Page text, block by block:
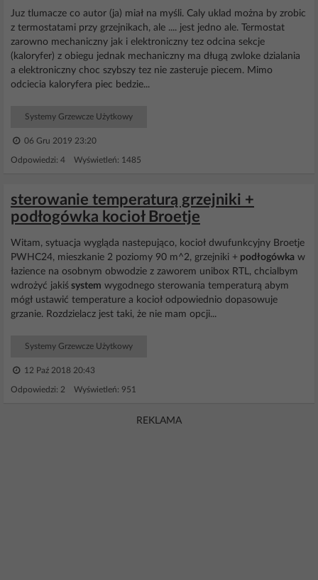
Juz tlumacze co autor (ja) miał na myśli. Caly uklad można by zrobic
z termostatami przy grzejnikach, ale .... jest jedno ale. Termostat
zarowno mechaniczny jak i elektroniczny tez odcina sekcje
(kaloryfer) z obiegu jednak mechaniczny ma długą zwloke dzialania
a elektroniczny choc szybszy tez nie zasteruje piecem. Mimo
odciecia kaloryfera piec bedzie...
Systemy Grzewcze Użytkowy
06 Gru 2019 23:20
Odpowiedzi: 4 Wyświetleń: 1485
sterowanie temperaturą grzejniki +
podłogówka kocioł Broetje
Witam, sytuacja wygląda nastepująco, kocioł dwufunkcyjny Broetje
PWHC24, mieszkanie 2 poziomy 90 m^2, grzejniki + podłogówka w
łazience na osobnym obwodzie z zaworem unibox RTL, chcialbym
wdrożyć jakiś system wygodnego sterowania temperaturą abym
mógł ustawić temperature a kocioł odpowiednio dopasowuje
grzanie. Rozdzielacz jest taki, że nie mam opcji...
Systemy Grzewcze Użytkowy
12 Paź 2018 20:43
Odpowiedzi: 2 Wyświetleń: 951
REKLAMA